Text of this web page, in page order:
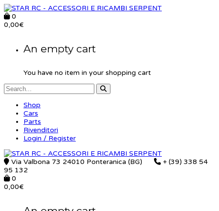
0
0,00€
An empty cart
You have no item in your shopping cart
Shop
Cars
Parts
Rivenditori
Login / Register
Via Valbona 73 24010 Ponteranica (BG)
+ (39) 338 54
95 132
0
0,00€